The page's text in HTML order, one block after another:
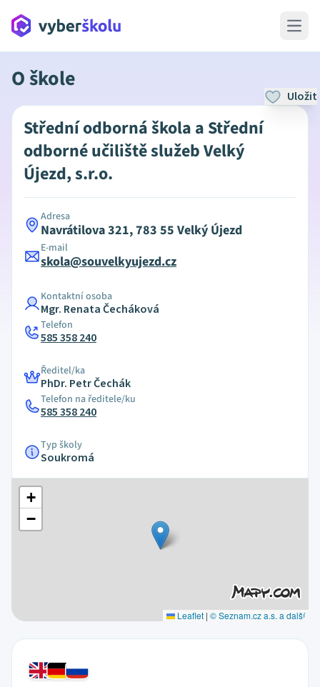
Open
O škole
Uložit
Střední odborná škola a Střední
odborné učiliště služeb Velký
Újezd, s.r.o.
Adresa
Navrátilova 321, 783 55 Velký Újezd
E-mail
skola@souvelkyujezd.cz
Kontaktní osoba
Mgr. Renata Čecháková
Telefon
585 358 240
Ředitel/ka
PhDr. Petr Čechák
Telefon na ředitele/ku
585 358 240
Typ školy
Soukromá
+
−
Leaflet | © Seznam.cz a.s. a další